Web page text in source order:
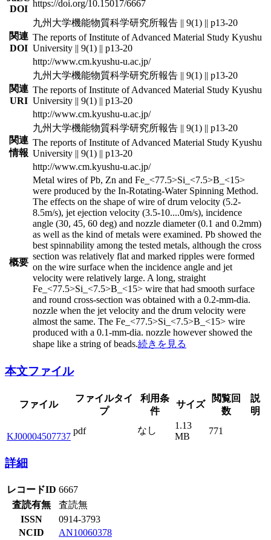
DOI
https://doi.org/10.15017/6667
関連
DOI
九州大学機能物質科学研究所報告 || 9(1) || p13-20
The reports of Institute of Advanced Material Study Kyushu
University || 9(1) || p13-20
http://www.cm.kyushu-u.ac.jp/
関連
URI
九州大学機能物質科学研究所報告 || 9(1) || p13-20
The reports of Institute of Advanced Material Study Kyushu
University || 9(1) || p13-20
http://www.cm.kyushu-u.ac.jp/
関連
情報
九州大学機能物質科学研究所報告 || 9(1) || p13-20
The reports of Institute of Advanced Material Study Kyushu
University || 9(1) || p13-20
http://www.cm.kyushu-u.ac.jp/
概要
Metal wires of Pb, Zn and Fe_<77.5>Si_<7.5>B_<15>
were produced by the In-Rotating-Water Spinning Method.
The effects on the shape of wire of drum velocity (5.2-
8.5m/s), jet ejection velocity (3.5-10....0m/s), incidence
angle (30, 45, 60 deg) and nozzle diameter (0.1 and 0.2mm)
as well as the kind of metals were examined. Pb showed the
best spinnability among the tested metals, although the cross
section was relatively flat and marked ripples were formed
on the wire surface when the incidence angle and jet
velocity were relatively large. A long, straight
Fe_<77.5>Si_<7.5>B_<15> wire that had smooth surface
and round cross-section was obtained with a 0.2-mm-dia.
nozzle when the jet velocity and the drum velocity were
almost the same. The Fe_<77.5>Si_<7.5>B_<15> wire
produced with a 0.1-mm-dia. nozzle however showed the
shape like a string of beads.続きを見る
本文ファイル
ファイル
ファイルタイ
プ
利用条
件
サイズ
閲覧回
数
説
明
KJ00004507737
pdf なし
1.13
MB
771
詳細
レコードID 6667
査読有無
査読無
ISSN
0914-3793
NCID
AN10060378